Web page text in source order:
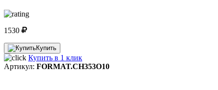
1530
Купить
Купить в 1 клик
Артикул: FORMAT.CH353O10